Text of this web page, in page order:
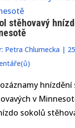
stěhovavý
Petra Chlumecka|
hnízdění
v
sokolů